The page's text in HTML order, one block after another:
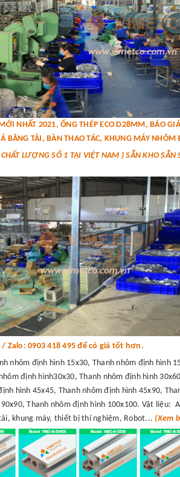
NHẤT 2021, ỐNG THÉP ECO D28MM, BÁO
TẢI, BÀN THAO TÁC, KHUNG MÁY
LƯỢNG SỐ 1 TẠI VIỆT NAM ) SẴN KHO
Zalo: 0903 418 495 để có giá tốt hơn.
nhôm định hình 15x30, Thanh nhôm định hình
định hình30x30, Thanh nhôm định hình
hình 45x45, Thanh nhôm định hình 45x90,
Thanh nhôm định hình 100x100. Vật liệu:
khung máy, thiết bị thí nghiệm, Robot... (Xem